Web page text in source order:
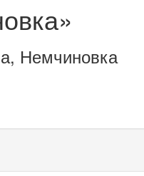
Немчиновка